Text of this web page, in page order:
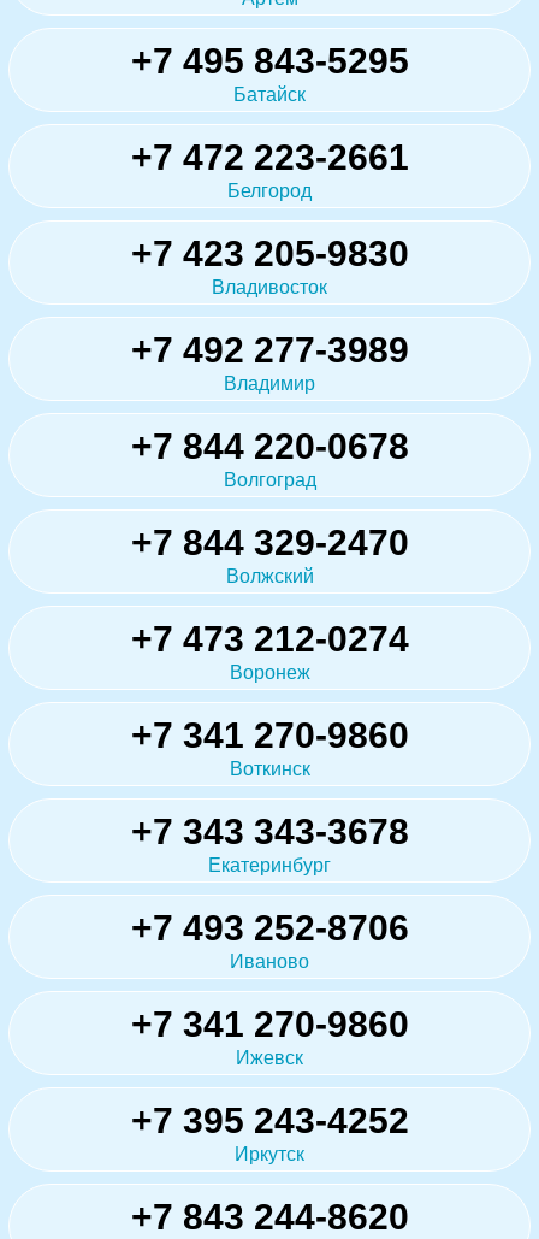
+7 495 843-5295
Батайск
+7 472 223-2661
Белгород
+7 423 205-9830
Владивосток
+7 492 277-3989
Владимир
+7 844 220-0678
Волгоград
+7 844 329-2470
Волжский
+7 473 212-0274
Воронеж
+7 341 270-9860
Воткинск
+7 343 343-3678
Екатеринбург
+7 493 252-8706
Иваново
+7 341 270-9860
Ижевск
+7 395 243-4252
Иркутск
+7 843 244-8620